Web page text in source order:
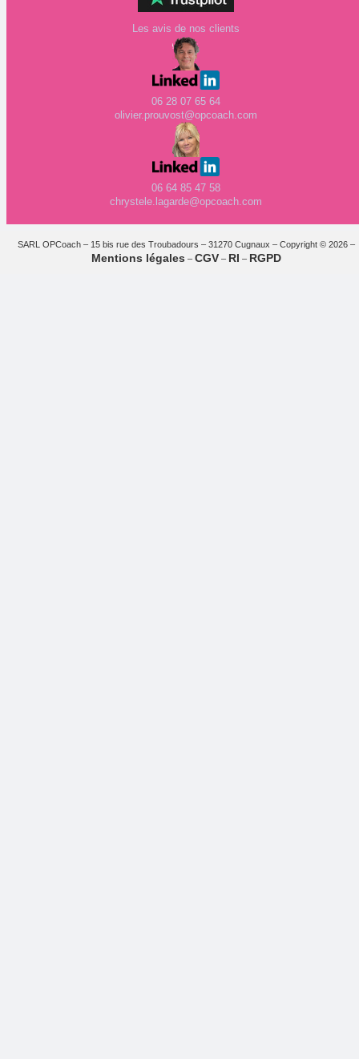
Les avis de nos clients
06 28 07 65 64
olivier.prouvost@opcoach.com
06 64 85 47 58
chrystele.lagarde@opcoach.com
SARL OPCoach – 15 bis rue des Troubadours – 31270 Cugnaux – Copyright © 2026 –
Mentions légales – CGV– RI – RGPD